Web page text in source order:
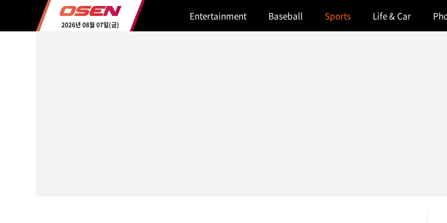
2026년 08월 07일(금)
Entertainment Baseball Sports Life & Car